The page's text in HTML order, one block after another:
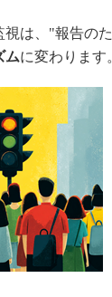
視は、"報告の
ムに変わります